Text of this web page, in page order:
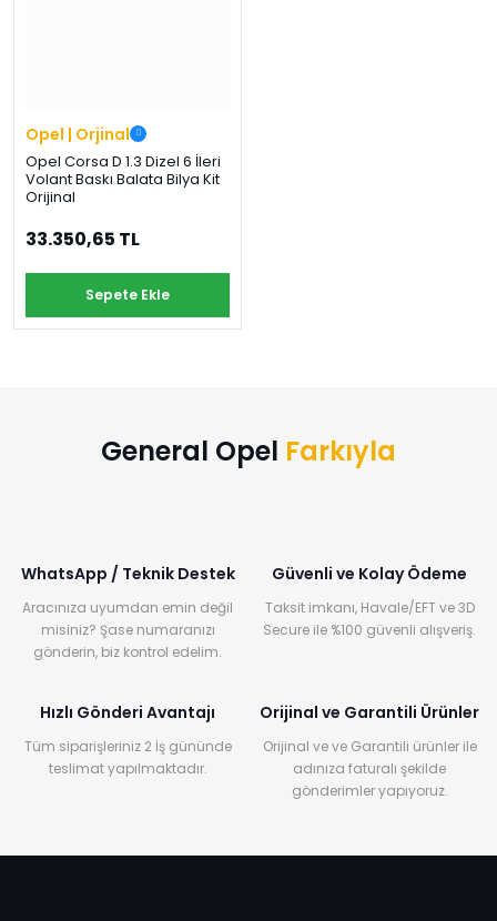
Yeni Hesap
Oluştur
CİTROEN
D
DS
›
M
MOTOR
YAĞI
›
Ş
›
A
›
Opel | Orjinal
Opel Corsa D 1.3 Dizel 6 İleri
Volant Baskı Balata Bilya Kit
Orijinal
33.350,65 TL
Sepete Ekle
General Opel Farkıyla
WhatsApp / Teknik Destek
Aracınıza uyumdan emin değil
misiniz? Şase numaranızı
gönderin, biz kontrol edelim.
Güvenli ve Kolay Ödeme
Taksit imkanı, Havale/EFT ve 3D
Secure ile %100 güvenli alışveriş.
Hızlı Gönderi Avantajı
Tüm siparişleriniz 2 İş gününde
teslimat yapılmaktadır.
Orijinal ve Garantili Ürünler
Orijinal ve ve Garantili ürünler ile
adınıza faturalı şekilde
gönderimler yapıyoruz.